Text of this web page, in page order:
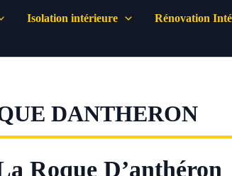
Isolation intérieure Rénovation
DANTHERON
Roque D’anthéron